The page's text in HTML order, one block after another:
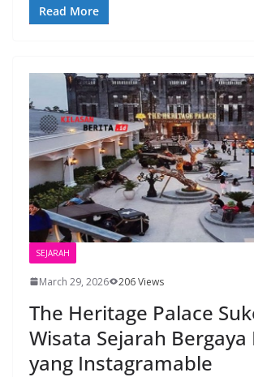
Read More
SEJARAH
March 29, 2026 206 Views
The Heritage Palace
Wisata Sejarah Bergaya
yang Instagramable